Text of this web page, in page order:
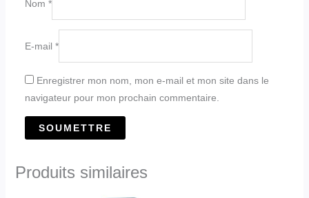
Nom *
E-mail *
Enregistrer mon nom, mon e-mail et mon site dans le
navigateur pour mon prochain commentaire.
Produits similaires